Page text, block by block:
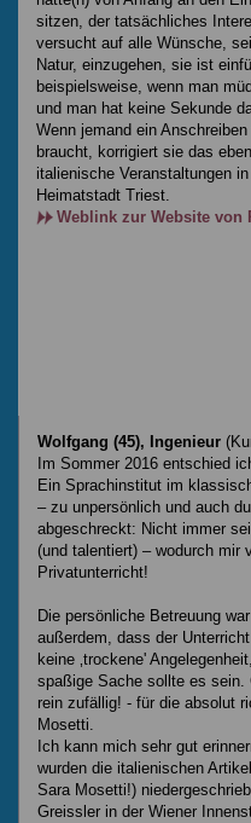
sitzen, der tatsächliches
versucht auf alle Wünsche,
Natur, einzugehen, sie ist
beispielsweise, wenn man
und man hat keine Sekunde
Wenn jemand ein
braucht, korrigiert sie das
italienische Veranstaltungen
Heimatstadt Triest.
Weblink zur Website von
Wolfgang (45), Ingenieur
Im Sommer 2016 entschied
Ein Sprachinstitut im
– zu unpersönlich und auch
abgeschreckt: Nicht immer
(und talentiert) – wodurch mir
Privatunterricht!
Die persönliche Betreuung
außerdem, dass der
keine ‚trockene'
spaßige Sache sollte es
rein zufällig! - für die absolut
Mosetti.
Ich kann mich sehr gut
wurden die italienischen
Sara Mosetti!)
Greissler in der Wiener